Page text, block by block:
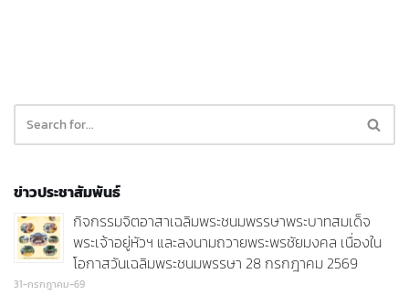
ข่าวประชาสัมพันธ์
กิจกรรมจิตอาสาเฉลิมพระชนมพรรษาพระบาทสมเด็จ
พระเจ้าอยู่หัวฯ และลงนามถวายพระพรชัยมงคล เนื่องใน
โอกาสวันเฉลิมพระชนมพรรษา 28 กรกฎาคม 2569
31-กรกฎาคม-69